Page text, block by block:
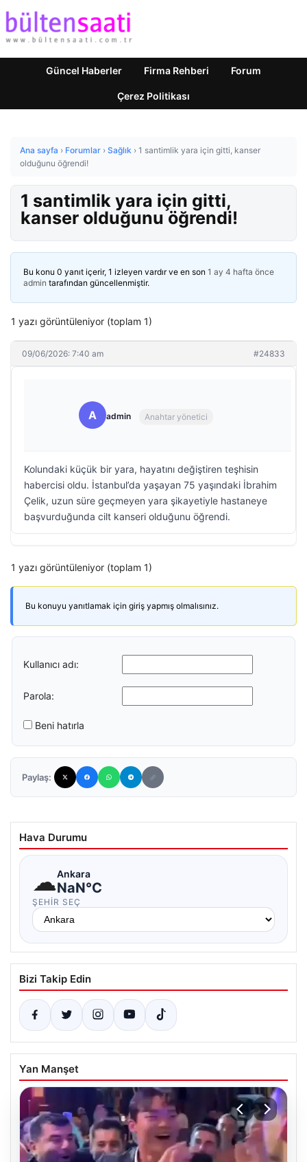
Güncel Haberler Firma Rehberi Forum
Çerez Politikası
Ana sayfa › Forumlar › Sağlık › 1 santimlik yara için gitti, kanser
olduğunu öğrendi!
1 santimlik yara için gitti,
kanser olduğunu öğrendi!
Bu konu 0 yanıt içerir, 1 izleyen vardır ve en son 1 ay 4 hafta önce
admin tarafından güncellenmiştir.
1 yazı görüntüleniyor (toplam 1)
09/06/2026: 7:40 am #24833
A admin Anahtar yönetici
Kolundaki küçük bir yara, hayatını değiştiren teşhisin
habercisi oldu. İstanbul’da yaşayan 75 yaşındaki İbrahim
Çelik, uzun süre geçmeyen yara şikayetiyle hastaneye
başvurduğunda cilt kanseri olduğunu öğrendi.
1 yazı görüntüleniyor (toplam 1)
Bu konuyu yanıtlamak için giriş yapmış olmalısınız.
Kullanıcı adı:
Parola:
Beni hatırla
Paylaş:
Hava Durumu
☁Ankara
NaN°C
ŞEHIR SEÇ
Bizi Takip Edin
Yan Manşet